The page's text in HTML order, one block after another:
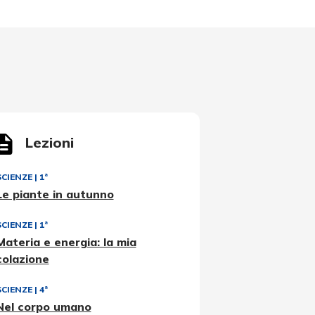
Lezioni
| 1ª
piante in autunno
| 1ª
e energia: la mia
| 4ª
corpo umano